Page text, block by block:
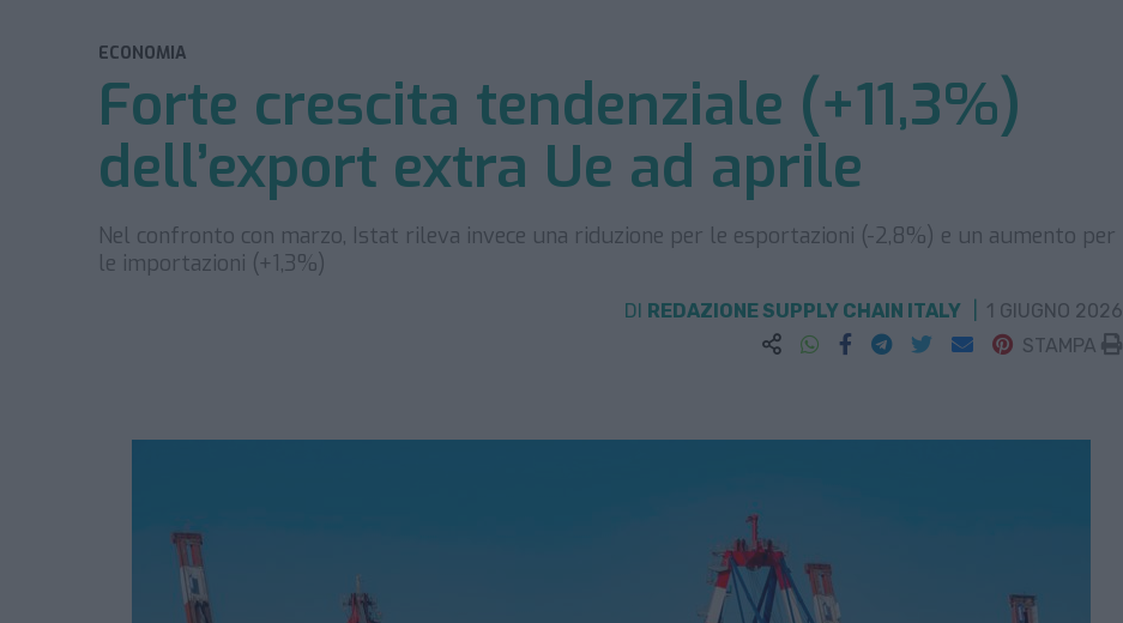
ECONOMIA
Forte crescita tendenziale (+11,3%)
dell’export extra Ue ad aprile
Nel confronto con marzo, Istat rileva invece una riduzione per le esportazioni (-2,8%) e un aumento per
le importazioni (+1,3%)
DI REDAZIONE SUPPLY CHAIN ITALY
1 GIUGNO 2026
STAMPA